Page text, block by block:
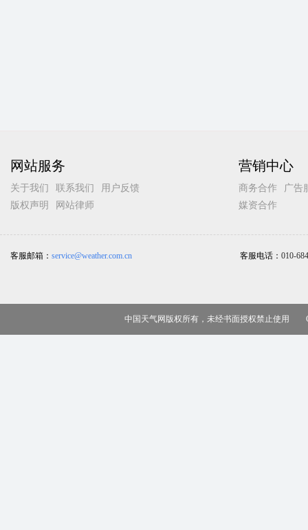
网站服务
关于我们 联系我们
用户反馈
版权声明
网站律师
营销中心
商务合作
广告
媒资合作
客服邮箱： service@weather.com.cn 客服电话： 010-
中国天气网版权所有，未经书面授权禁止使用